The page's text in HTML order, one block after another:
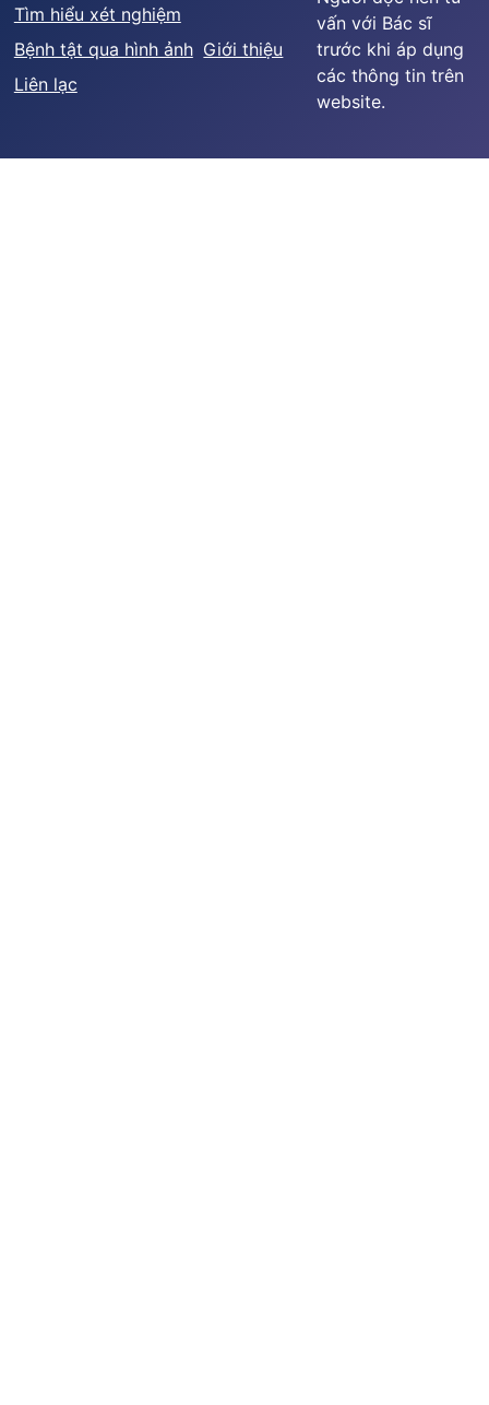
Tìm hiểu xét nghiệm
Bệnh tật qua hình ảnh Giới thiệu
Liên lạc
vấn với Bác sĩ
trước khi áp dụng
các thông tin trên
website.